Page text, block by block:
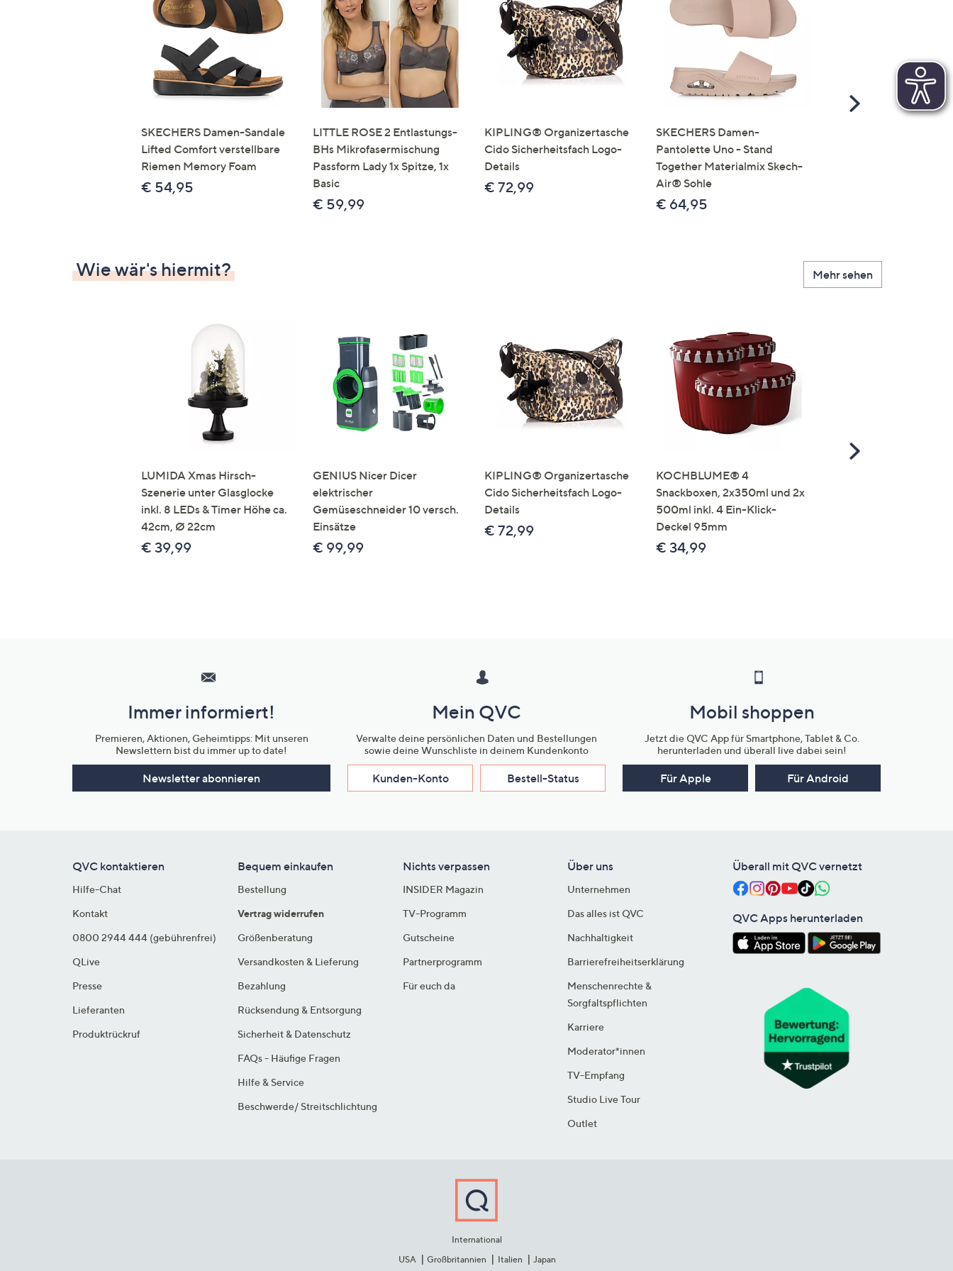
Touch-
Geräten
nach
links
bzw.
rechts,
um
diese
anzuzeigen.
SKECHERS Damen-Sandale
Lifted Comfort verstellbare
Riemen Memory Foam
€ 54,95
LITTLE ROSE 2 Entlastungs-
BHs Mikrofasermischung
Passform Lady 1x Spitze, 1x
Basic
€ 59,99
KIPLING® Organizertasche
Cido Sicherheitsfach Logo-
Details
€ 72,99
SKECHERS Damen-
Pantolette Uno - Stand
Together Materialmix Skech-
Air® Sohle
€ 64,95
Scroll
Wie wär's hiermit? Mehr sehen
LUMIDA Xmas Hirsch-
Szenerie unter Glasglocke
inkl. 8 LEDs & Timer Höhe ca.
42cm, Ø 22cm
€ 39,99
GENIUS Nicer Dicer
elektrischer
Gemüseschneider 10 versch.
Einsätze
€ 99,99
KIPLING® Organizertasche
Cido Sicherheitsfach Logo-
Details
€ 72,99
KOCHBLUME® 4
Snackboxen, 2x350ml und 2x
500ml inkl. 4 Ein-Klick-
Deckel 95mm
€ 34,99
Scroll
Unternehmensinformationen
Immer informiert!
Premieren, Aktionen, Geheimtipps: Mit unseren
Newslettern bist du immer up to date!
Newsletter abonnieren
Mein QVC
Verwalte deine persönlichen Daten und Bestellungen
sowie deine Wunschliste in deinem Kundenkonto
Kunden-Konto Bestell-Status
Mobil shoppen
Jetzt die QVC App für Smartphone, Tablet & Co.
herunterladen und überall live dabei sein!
Für Apple Für Android
QVC kontaktieren
Hilfe-Chat
Kontakt
0800 2944 444 (gebührenfrei)
QLive
Presse
Lieferanten
Produktrückruf
Bequem einkaufen
Bestellung
Vertrag widerrufen
Größenberatung
Versandkosten & Lieferung
Bezahlung
Rücksendung & Entsorgung
Sicherheit & Datenschutz
FAQs - Häufige Fragen
Hilfe & Service
Beschwerde/ Streitschlichtung
Nichts verpassen
INSIDER Magazin
TV-Programm
Gutscheine
Partnerprogramm
Für euch da
Über uns
Unternehmen
Das alles ist QVC
Nachhaltigkeit
Barrierefreiheitserklärung
Menschenrechte &
Sorgfaltspflichten
Karriere
Moderator*innen
TV-Empfang
Studio Live Tour
Outlet
Überall mit QVC vernetzt
QVC Apps herunterladen
International
USA
Großbritannien Italien Japan